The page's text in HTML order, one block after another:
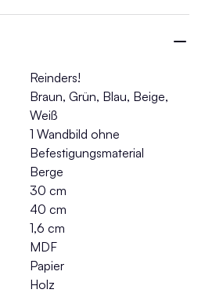
Reinders!
Braun, Grün, Blau, Beige,
Weiß
1 Wandbild ohne
Befestigungsmaterial
Berge
30 cm
40 cm
1,6 cm
MDF
Papier
Holz